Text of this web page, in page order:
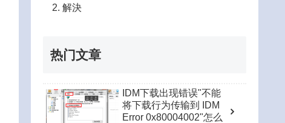
解決
热门文章
IDM下载出现错误"不能
将下载行为传输到 IDM
Error 0x80004002"怎么